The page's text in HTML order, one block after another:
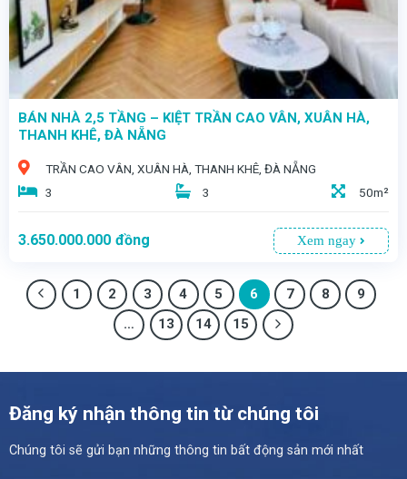
BÁN NHÀ 2,5 TẦNG – KIỆT TRẦN CAO VÂN, XUÂN HÀ,
THANH KHÊ, ĐÀ NẴNG
TRẦN CAO VÂN, XUÂN HÀ, THANH KHÊ, ĐÀ NẴNG
3
3 50m²
3.650.000.000 đồng Xem ngay
1 2 3 4 5 6 7 8
9
…
13 14 15
Đăng ký nhận thông tin từ chúng tôi
Chúng tôi sẽ gửi bạn những thông tin bất động sản mới nhất